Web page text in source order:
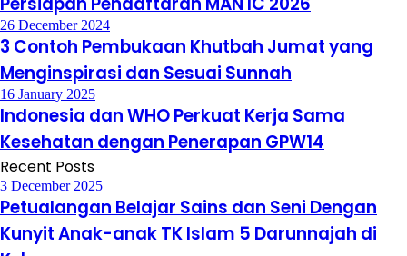
26 December 2024
3 Contoh Pembukaan Khutbah Jumat yang
Menginspirasi dan Sesuai Sunnah
16 January 2025
Indonesia dan WHO Perkuat Kerja Sama
Kesehatan dengan Penerapan GPW14
Recent Posts
3 December 2025
Petualangan Belajar Sains dan Seni Dengan
Kunyit Anak-anak TK Islam 5 Darunnajah di